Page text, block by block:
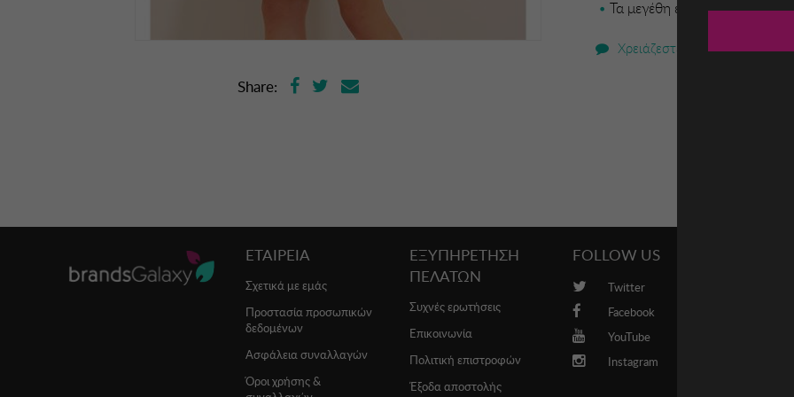
Share:
Τα μεγέθη είναι ευρωπαϊκά
Χρειάζεστε βοήθεια;
ΕΤΑΙΡΕΙΑ
Σχετικά με εμάς
Προστασία προσωπικών
δεδομένων
Ασφάλεια συναλλαγών
Όροι χρήσης &
ΕΞΥΠΗΡΕΤΗΣΗ
ΠΕΛΑΤΩΝ
Συχνές ερωτήσεις
Επικοινωνία
Πολιτική επιστροφών
Έξοδα αποστολής
FOLLOW US
Twitter
Facebook
YouTube
Instagram